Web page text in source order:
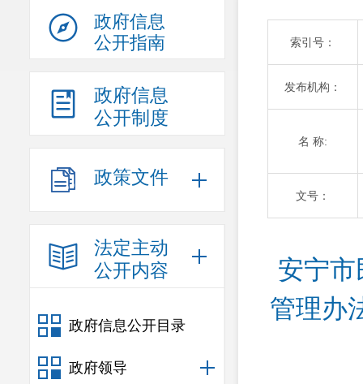
政府信息
公开指南
政府信息
公开制度
政策文件
法定主动
公开内容
政府信息公开目录
政府领导
索引号：
发布机构：
名 称:
文号：
安宁
管理办